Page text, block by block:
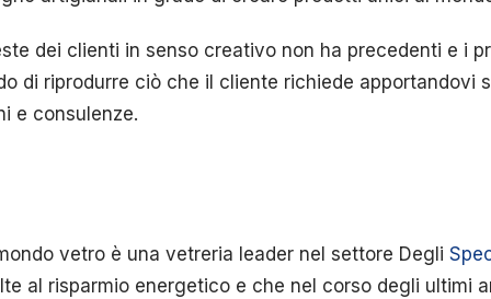
dei clienti in senso creativo non ha precedenti e i
di riprodurre ciò che il cliente richiede apportandovi
e consulenze.
vetro è una vetreria leader nel settore Degli
al risparmio energetico e che nel corso degli ultimi